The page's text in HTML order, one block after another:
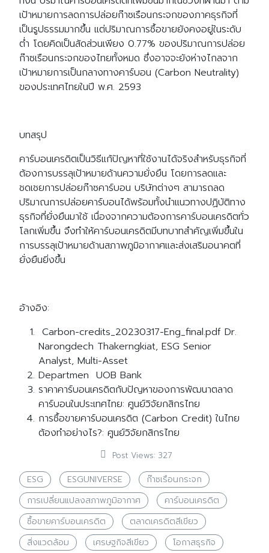
เป้าหมายการลดการปล่อยก๊าซเรือนกระจกของภาคธุรกิจที่
เป็นรูปธรรมมากขึ้น แต่ปริมาณการซื้อขายยังคงอยู่ในระดับ
ต่ำ โดยคิดเป็นสัดส่วนเพียง 0.77% ของปริมาณการปล่อย
ก๊าซเรือนกระจกของไทยทั้งหมด ซึ่งอาจจะยังห่างไกลจาก
เป้าหมายการเป็นกลางทางคาร์บอน (Carbon Neutrality)
ของประเทศไทยในปี พ.ศ. 2593
บทสรุป
คาร์บอนเครดิตเป็นวิธีแก้ปัญหาที่ใช้งานได้จริงสำหรับธุรกิจที่
ต้องการบรรลุเป้าหมายด้านความยั่งยืน โดยการลดและ
ชดเชยการปล่อยก๊าซคาร์บอน บริษัทต่างๆ สามารถลด
ปริมาณการปล่อยคาร์บอนได้พร้อมทั้งนำแนวทางปฏิบัติทาง
ธุรกิจที่ยั่งยืนมาใช้ เนื่องจากความต้องการคาร์บอนเครดิตทั่ว
โลกเพิ่มขึ้น จึงทำให้คาร์บอนเครดิตมีบทบาทสำคัญเพิ่มขึ้นใน
การบรรลุเป้าหมายด้านสภาพภูมิอากาศและส่งเสริมอนาคตที่
ยั่งยืนยิ่งขึ้น
อ้างอิง:
Carbon-credits_20230317-Eng_final.pdf Dr.
Narongdech Thakerngkiat, ESG Senior
Analyst, Multi-Asset
Departmen UOB Bank
ราคาคาร์บอนเครดิตกับปัญหาของการพัฒนาตลาด
คาร์บอนในประเทศไทย: ศูนย์วิจัยกสิกรไทย
การซื้อขายคาร์บอนเครดิต (Carbon Credit) ในไทย
ต้องทำอย่างไร?: ศูนย์วิจัยกสิกรไทย
Post Views: 327
ESG ESGUNIVERSE
ก๊าซเรือนกระจก
การเปลี่ยนแปลงสภาพภูมิอากาศ
คาร์บอนเครดิต
ซื้อขายคาร์บอนเครดิต
ตลาดเครดิตสีเขียว
สิ่งแวดล้อม
เศรษฐกิจสีเขียว โอกาสธุรกิจ